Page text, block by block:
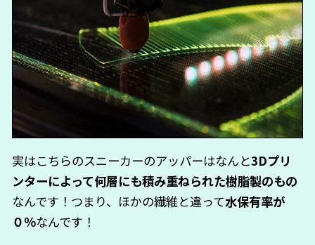
実はこちらのスニーカーのアッパーはなんと3Dプリ
ンターによって何層にも積み重ねられた樹脂製のもの
なんです！つまり、ほかの繊維と違って水保有率が
０％なんです！